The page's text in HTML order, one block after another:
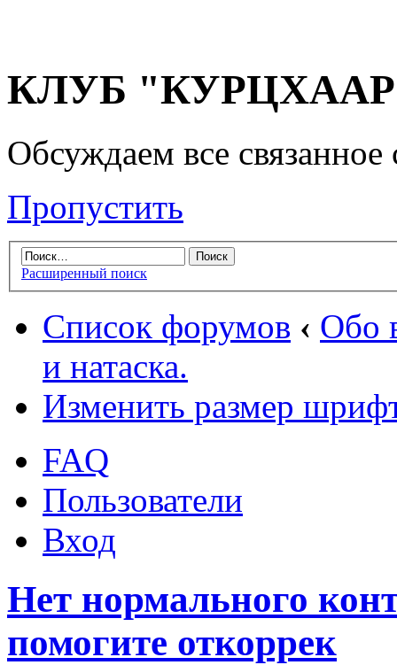
КЛУБ "КУРЦХААР"
Обсуждаем все
Пропустить
Расширенный поиск
Список форумов ‹ Обо
и натаска.
Изменить размер
FAQ
Пользователи
Вход
Нет нормального
помогите откоррек